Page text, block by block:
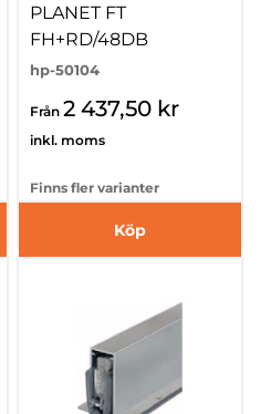
PLANET FT
FH+RD/48DB
hp-50104
Från 2 437,50 kr
inkl. moms
Finns fler varianter
Köp